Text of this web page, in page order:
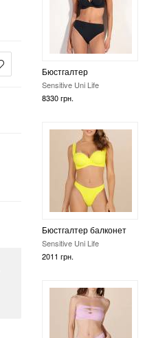
Бюстгалтер балконет
Sensitive Uni Life
2011 грн.
Бюстгалтер бандо
Sensitive Uni Life
1912 грн.